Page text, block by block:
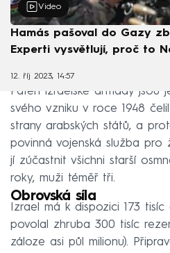
Video
Hamás pašoval do Gazy
Experti vysvětlují, proč to
12. říj 2023, 14:57
Páteří izraelské armády jsou
svého vzniku v roce 1948
strany arabských států, a
povinná vojenská služba pro
jí zúčastnit všichni starší
roky, muži téměř tři.
Obrovská síla
Izrael má k dispozici 173
povolal zhruba 300 tisíc
záloze asi půl milionu).